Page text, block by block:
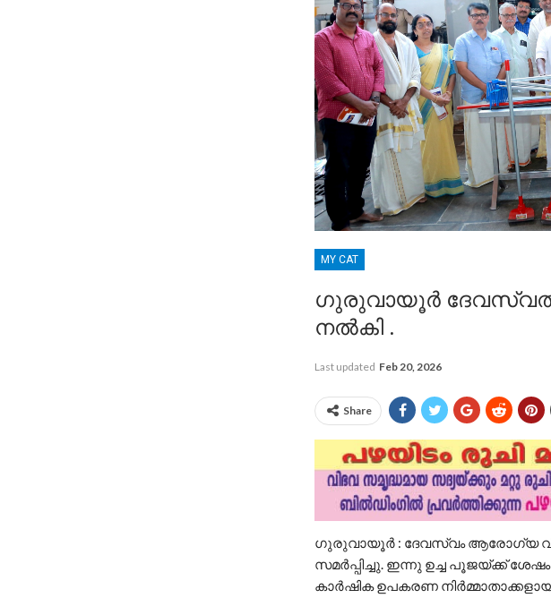
MY CAT
ഗുരുവായൂർ
നൽകി .
Last updated Feb 20, 2026
Share
ഗുരുവായൂർ : ദേവസ്വം ആരോഗ്യ
സമർപ്പിച്ചു. ഇന്നു ഉച്ച പൂജയ്ക്ക്
കാർഷിക ഉപകരണ